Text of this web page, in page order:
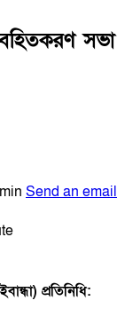
সভা
Send an email
প্রতিনিধি: